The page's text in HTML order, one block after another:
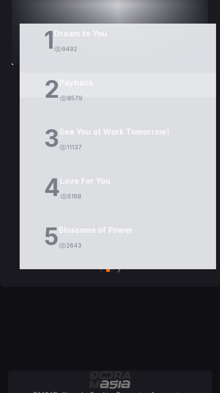
1 Dream to You
9492
2 8579
3See You at Work Tomorrow!
11137
4Love For You
5168
5Blossoms of Power
2643